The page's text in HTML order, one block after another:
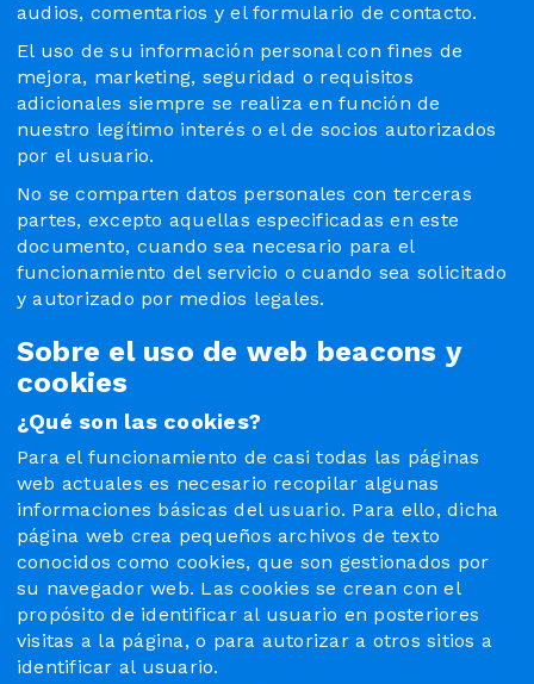
audios, comentarios y el formulario de contacto.
El uso de su información personal con fines de
mejora, marketing, seguridad o requisitos
adicionales siempre se realiza en función de
nuestro legítimo interés o el de socios autorizados
por el usuario.
No se comparten datos personales con terceras
partes, excepto aquellas especificadas en este
documento, cuando sea necesario para el
funcionamiento del servicio o cuando sea solicitado
y autorizado por medios legales.
Sobre el uso de web beacons y
cookies
¿Qué son las cookies?
Para el funcionamiento de casi todas las páginas
web actuales es necesario recopilar algunas
informaciones básicas del usuario. Para ello, dicha
página web crea pequeños archivos de texto
conocidos como cookies, que son gestionados por
su navegador web. Las cookies se crean con el
propósito de identificar al usuario en posteriores
visitas a la página, o para autorizar a otros sitios a
identificar al usuario.